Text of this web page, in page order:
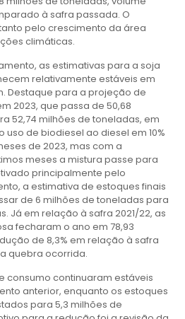
à safra passada. O
pelo crescimento da área
climáticas.
as estimativas para a soja
relativamente estáveis em
Destaque para a projeção de
2023, que passa de 50,68
52,74 milhões de toneladas, em
de biodiesel ao diesel em 10%
de 2023, mas com a
meses a mistura passe para
principalmente pelo
a estimativa de estoques finais
de 6 milhões de toneladas para
Já em relação à safra 2021/22, as
fecharam o ano em 78,93
de 8,3% em relação à safra
quebra ocorrida.
consumo continuaram estáveis
anterior, enquanto os estoques
para 5,3 milhões de